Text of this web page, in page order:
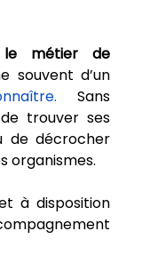
le métier de
souvent d’un
Sans
trouver ses
de décrocher
organismes.
à disposition